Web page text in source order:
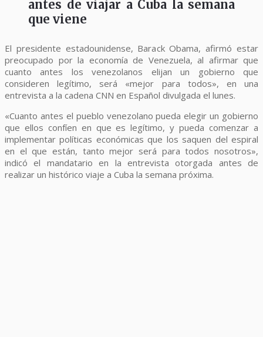
antes de viajar a Cuba la semana
que viene
El presidente estadounidense, Barack Obama, afirmó estar
preocupado por la economía de Venezuela, al afirmar que
cuanto antes los venezolanos elijan un gobierno que
consideren legítimo, será «mejor para todos», en una
entrevista a la cadena CNN en Español divulgada el lunes.
«Cuanto antes el pueblo venezolano pueda elegir un gobierno
que ellos confíen en que es legítimo, y pueda comenzar a
implementar políticas económicas que los saquen del espiral
en el que están, tanto mejor será para todos nosotros»,
indicó el mandatario en la entrevista otorgada antes de
realizar un histórico viaje a Cuba la semana próxima.